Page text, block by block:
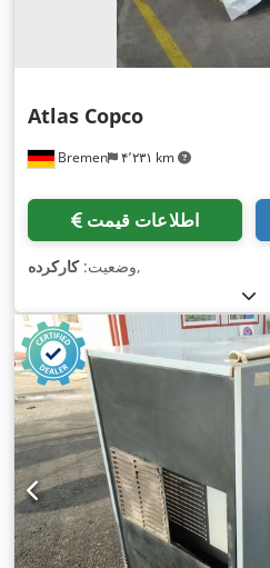
Bremen ۴٬۲۳۱ km
Atlas Copco
اطلاعات قیمت
وضعیت:کارکرده ,